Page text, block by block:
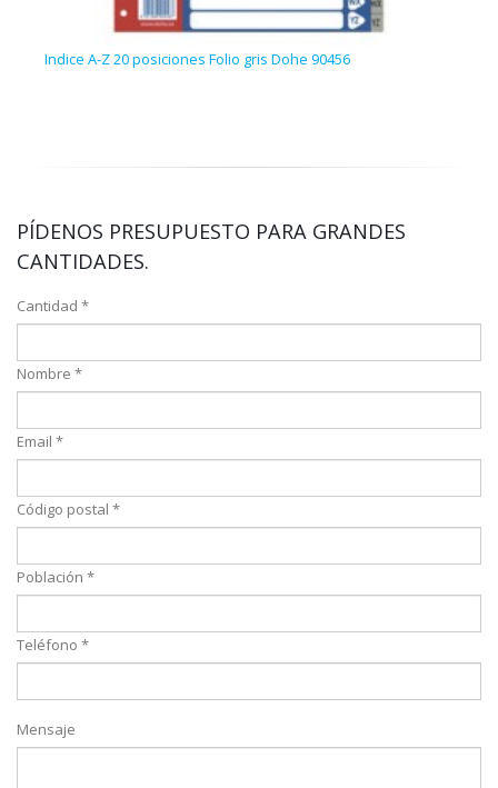
Indice A-Z 20 posiciones Folio gris Dohe 90456
PÍDENOS PRESUPUESTO PARA GRANDES
CANTIDADES.
Cantidad *
Nombre *
Email *
Código postal *
Población *
Teléfono *
Mensaje